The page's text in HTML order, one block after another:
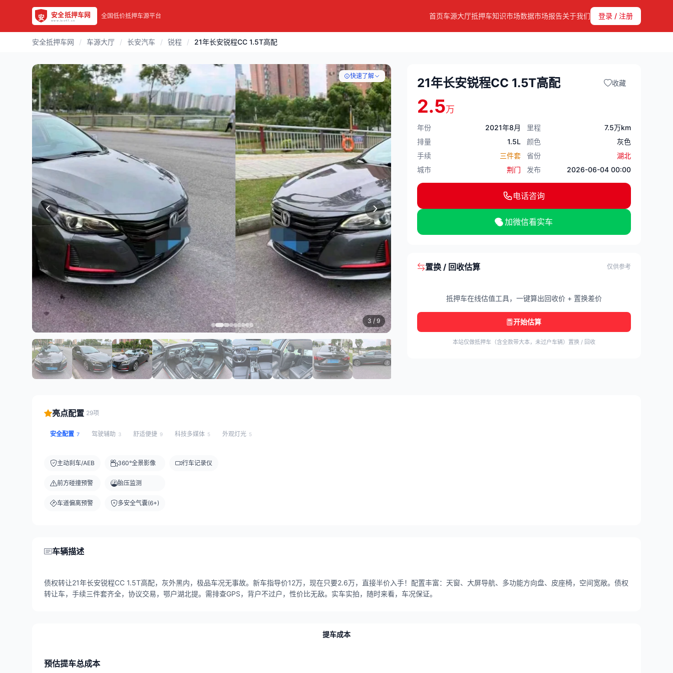
全国低价抵押车源平台 首页车源大厅抵押车知识市场数据市场报告关于我们 登录 / 注册
安全抵押车网 / 车源大厅 / 长安汽车 / 锐程 / 21年长安锐程CC 1.5T高配
快速了解
3 / 9
21年长安锐程CC 1.5T高配 收藏
2.5万
年份 2021年8月 里程
7.5万km
排量
1.5L 颜色
灰色
手续
三件套 省份
湖北
城市
荆门 发布 2026-06-04 00:00
电话咨询
加微信看实车
置换 / 回收估算 仅供参考
抵押车在线估值工具，一键算出回收价 + 置换差价
开始估算
本站仅做抵押车（含全款带大本，未过户车辆）置换 / 回收
亮点配置 29项
安全配置 7 驾驶辅助 3 舒适便捷 9 科技多媒体 5 外观灯光 5
主动刹车/AEB
前方碰撞预警
车道偏离预警
360°全景影像
胎压监测
多安全气囊(6+)
行车记录仪
车辆描述
债权转让21年长安锐程CC 1.5T高配，灰外黑内，极品车况无事故。新车指导价12万，现在只要2.6万，直接半价入手！配置丰富：天窗、大屏导航、多功能方向盘、皮座椅，空间宽敞。债权
转让车，手续三件套齐全，协议交易，鄂户湖北提。需排查GPS，背户不过户，性价比无敌。实车实拍，随时来看，车况保证。
提车成本
预估提车总成本